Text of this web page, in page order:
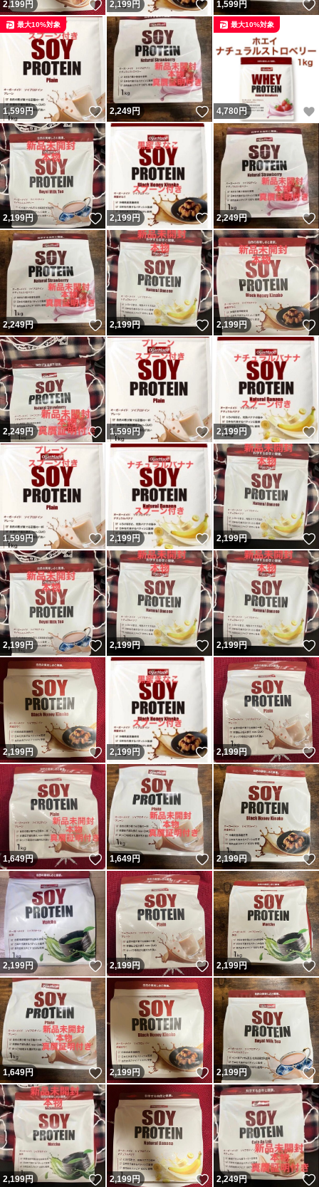
2,199円 いいね！
2,199円 いいね！
1,599円
1,599円 いいね！
最大10%対象
2,249円 いいね！
4,780 円
最大10%対象
2,199円 いいね！
2,199円 いいね！
2,249円
2,249円 いいね！
2,199円 いいね！
2,199円
2,249円 いいね！
1,599円 いいね！
2,199円
1,599円 いいね！
2,199円 いいね！
2,199円
2,199円 いいね！
2,199円 いいね！
2,199円
2,199円 いいね！
2,199円 いいね！
2,199円
1,649円 いいね！
1,649円 いいね！
2,199円
2,199円 いいね！
2,199円 いいね！
2,199円
1,649円 いいね！
2,199円 いいね！
2,199円
2,199円 いいね！
2,199円 いいね！
2,249円